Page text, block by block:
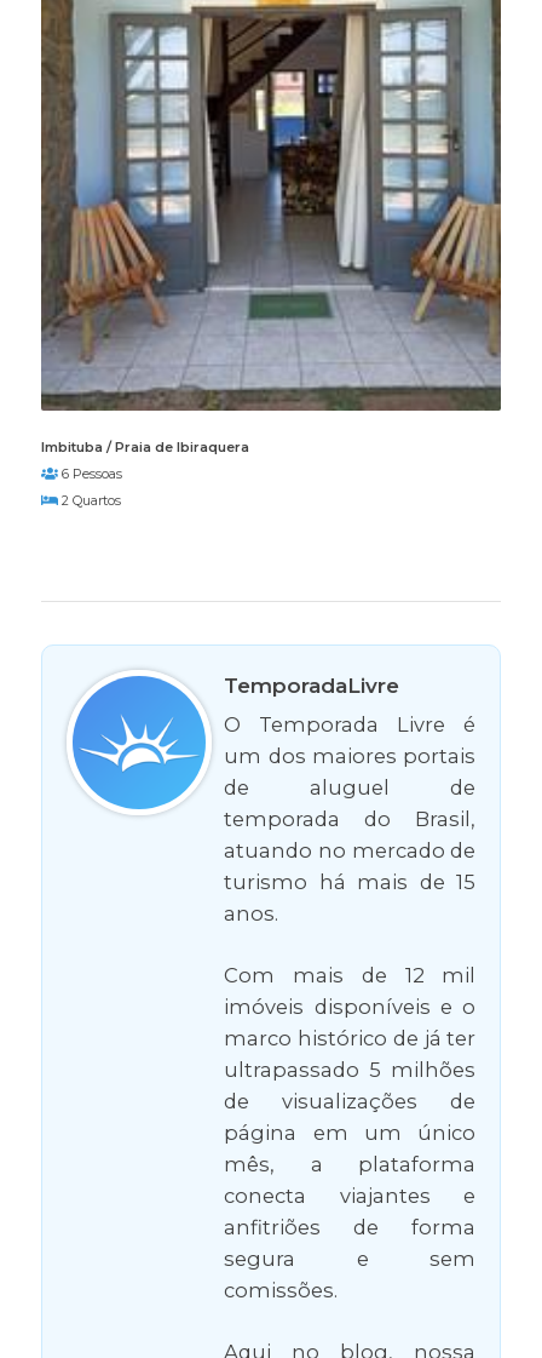
Imbituba / Praia de Ibiraquera
6 Pessoas
2 Quartos
TemporadaLivre
O Temporada Livre é
um dos maiores portais
de aluguel de
temporada do Brasil,
atuando no mercado de
turismo há mais de 15
anos.
Com mais de 12 mil
imóveis disponíveis e o
marco histórico de já ter
ultrapassado 5 milhões
de visualizações de
página em um único
mês, a plataforma
conecta viajantes e
anfitriões de forma
segura e sem
comissões.
Aqui no blog, nossa